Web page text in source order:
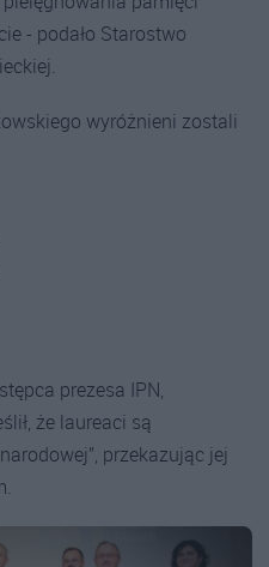
- podało Starostwo
wyróżnieni zostali
prezesa IPN,
że laureaci są
przekazując jej